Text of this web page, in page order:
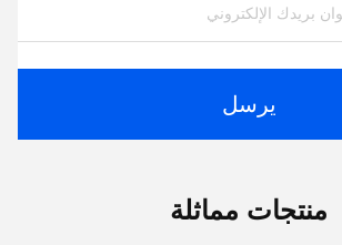
يرسل
منتجات مماثلة